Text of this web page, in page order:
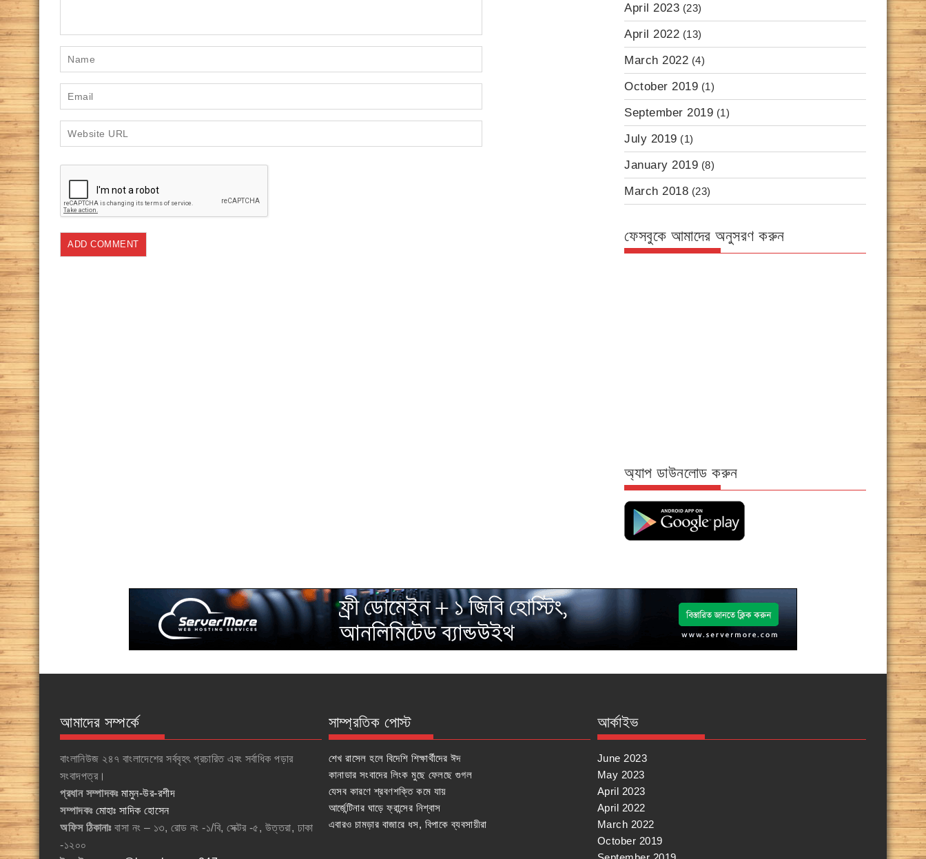
April 2023 (23)
April 2022 (13)
March 2022 (4)
October 2019 (1)
September 2019 (1)
July 2019 (1)
January 2019 (8)
March 2018 (23)
ফেসবুকে আমাদের অনুসরণ করুন
অ্যাপ ডাউনলোড করুন
আমাদের সম্পর্কে
বাংলানিউজ ২৪৭ বাংলাদেশের সর্ববৃহৎ প্রচারিত এবং সর্বাধিক পড়ার
সংবাদপত্র।
প্রধান সম্পাদকঃ মামুন-উর-রশীদ
সম্পাদকঃ মোহাঃ সাদিক হোসেন
অফিস ঠিকানাঃবাসা নং – ১৩, রোড নং -১/বি, সেক্টর -৫, উত্তরা, ঢাকা
-১২০০
সাম্প্রতিক পোস্ট
শেখ রাসেল হলে বিদেশি শিক্ষার্থীদের ঈদ
কানাডার সংবাদের লিংক মুছে ফেলছে গুগল
যেসব কারণে শ্রবণশক্তি কমে যায়
আর্জেন্টিনার ঘাড়ে ফ্রান্সের নিশ্বাস
এবারও চামড়ার বাজারে ধস, বিপাকে ব্যবসায়ীরা
আর্কাইভ
June 2023
May 2023
April 2023
April 2022
March 2022
October 2019